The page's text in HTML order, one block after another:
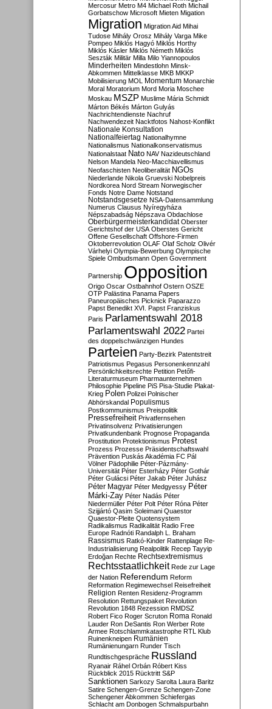
Mercosur Metro M4 Michael Roth Michail
Gorbatschow Microsoft Mieten Migation
Migration Migration Aid Mihai
Tudose Mihály Orosz Mihály Varga Mike
Pompeo Miklós Hagyó Miklós Horthy
Miklós Kásler Miklós Németh Miklós
Seszták Militär Milla Milo Yiannopoulos
Minderheiten Mindestlohn Minsk-
Abkommen Mittelklasse MKB MKKP
Mobilisierung MOL Momentum Monarchie
Moral Moratorium Mord Moria Moschee
Moskau MSZP Muslime Mária Schmidt
Márton Békés Márton Gulyás
Nachrichtendienste Nachruf
Nachwendezeit Nacktfotos Nahost-Konflikt
Nationale Konsultation
Nationalfeiertag Nationalhymne
Nationalismus Nationalkonservatismus
Nationalstaat Nato NAV Nazideutschland
Nelson Mandela Neo-Macchiavellismus
Neofaschisten Neoliberalität NGOs
Niederlande Nikola Gruevski Nobelpreis
Nordkorea Nord Stream Norwegischer
Fonds Notre Dame Notstand
Notstandsgesetze NSA-Datensammlung
Numerus Clausus Nyíregyháza
Népszabadság Népszava Obdachlose
Oberbürgermeisterkandidat Oberster
Gerichtshof der USA Oberstes Gericht
Offene Gesellschaft Offshore-Firmen
Oktoberrevolution OLAF Olaf Scholz Olivér
Várhelyi Olympia-Bewerbung Olympische
Spiele Ombudsmann Open Government
Partnership Opposition
Origo Oscar Ostbahnhof Ostern OSZE
OTP Palästina Panama Papers
Paneuropäisches Picknick Paparazzo
Papst Benedikt XVI. Papst Franziskus
Paris Parlamentswahl 2018
Parlamentswahl 2022 Partei
des doppelschwänzigen Hundes
Parteien Party-Bezirk Patentstreit
Patriotismus Pegasus Personenkennzahl
Persönlichkeitsrechte Petition Petőfi-
Literaturmuseum Pharmaunternehmen
Philosophie Pipeline PiS Pisa-Studie Plakat-
Krieg Polen Polizei Polnischer
Abhörskandal Populismus
Postkommunismus Preispolitik
Pressefreiheit Privatfernsehen
Privatinsolvenz Privatisierungen
Privatkundenbank Prognose Propaganda
Prostitution Protektionismus Protest
Prozess Prozesse Präsidentschaftswahl
Prävention Puskás Akadémia FC Pál
Völner Pädophilie Péter-Pázmány-
Universität Péter Esterházy Péter Gothár
Péter Gulácsi Péter Jakab Péter Juhász
Péter Magyar Péter Medgyessy Péter
Márki-Zay Péter Nadás Péter
Niedermüller Péter Polt Péter Róna Péter
Szijjártó Qasim Soleimani Quaestor
Quaestor-Pleite Quotensystem
Radikalismus Radikalität Radio Free
Europe Radnóti Randalph L. Braham
Rassismus Ratkó-Kinder Rattenplage Re-
Industrialisierung Realpolitik Recep Tayyip
Erdoğan Rechte Rechtsextremismus
Rechtsstaatlichkeit Rede zur Lage
der Nation Referendum Reform
Reformation Regimewechsel Reisefreiheit
Religion Renten Residenz-Programm
Resolution Rettungspaket Revolution
Revolution 1848 Rezession RMDSZ
Robert Fico Roger Scruton Roma Ronald
Lauder Ron DeSantis Ron Werber Rote
Armee Rotschlammkatastrophe RTL Klub
Ruinenkneipen Rumänien
Rumänienungarn Runder Tisch
Rundtischgespräche Russland
Ryanair Ráhel Orbán Róbert Kiss
Rückblick 2015 Rücktritt S&P
Sanktionen Sarkozy Sarolta Laura Baritz
Satire Schengen-Grenze Schengen-Zone
Schengener Abkommen Schiefergas
Schlacht am Donbogen Schmalspurbahn